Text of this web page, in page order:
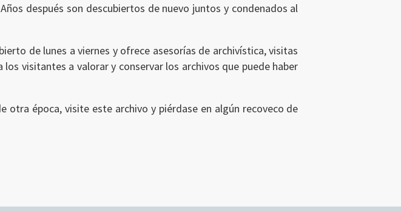
después son descubiertos de nuevo juntos y condenados al
de lunes a viernes y ofrece asesorías de archivística, visitas
visitantes a valorar y conservar los archivos que puede haber
época, visite este archivo y piérdase en algún recoveco de